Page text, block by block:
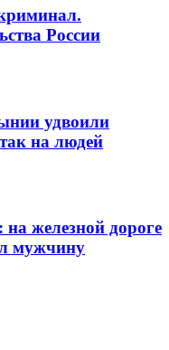
России
удвоили
на людей
железной дороге
мужчину